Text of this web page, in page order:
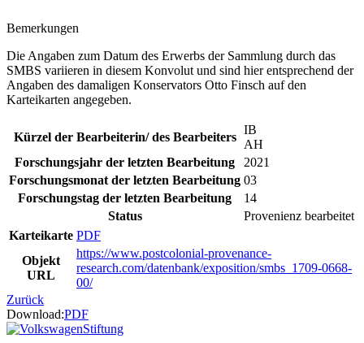
Bemerkungen
Die Angaben zum Datum des Erwerbs der Sammlung durch das
SMBS variieren in diesem Konvolut und sind hier entsprechend der
Angaben des damaligen Konservators Otto Finsch auf den
Karteikarten angegeben.
Kürzel der Bearbeiterin/ des Bearbeiters
IB
AH
Forschungsjahr der letzten Bearbeitung
2021
Forschungsmonat der letzten Bearbeitung 03
Forschungstag der letzten Bearbeitung
14
Status
Provenienz bearbeitet
Karteikarte PDF
Objekt
URL
https://www.postcolonial-provenance-
research.com/datenbank/exposition/smbs_1709-0668-
00/
Zurück
Download:PDF